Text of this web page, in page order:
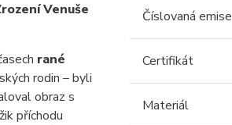
Venuše
rané
rodin – byli
obraz s
příchodu
Číslovaná emise
Certifikát
Materiál